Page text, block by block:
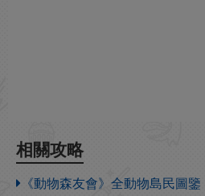
相關攻略
《動物森友會》全動物島民圖鑒